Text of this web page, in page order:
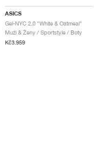
ASICS
Gel-NYC 2.0 "White & Oatmeal"
Muži & Ženy / Sportstyle / Boty
Kč3.959